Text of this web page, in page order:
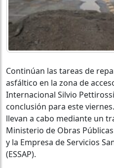
Continúan las tareas de
asfáltico en la zona de
Internacional Silvio
conclusión para este
llevan a cabo mediante un
Ministerio de Obras
y la Empresa de Servicios
(ESSAP).